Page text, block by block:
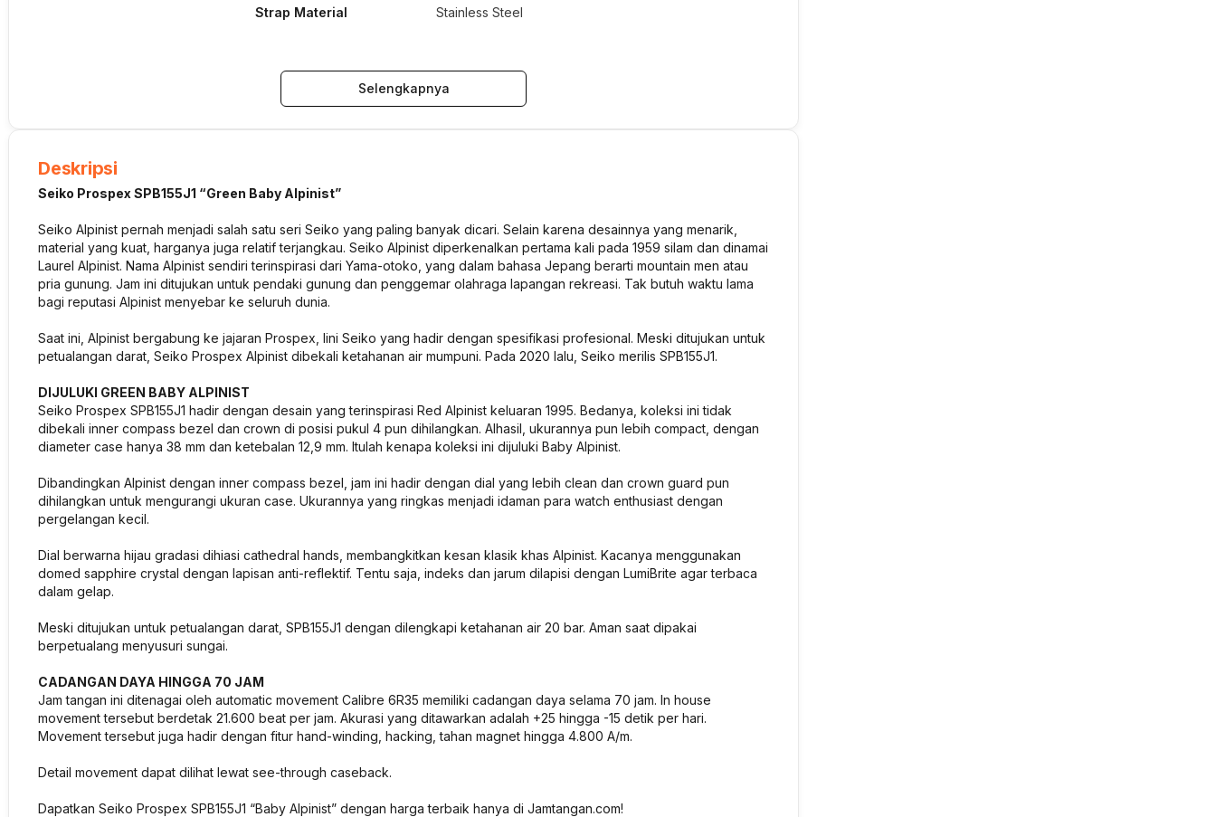
Strap Material Stainless Steel
Selengkapnya
Deskripsi
Seiko Prospex SPB155J1 “Green Baby Alpinist”
Seiko Alpinist pernah menjadi salah satu seri Seiko yang paling banyak dicari. Selain karena desainnya yang menarik,
material yang kuat, harganya juga relatif terjangkau. Seiko Alpinist diperkenalkan pertama kali pada 1959 silam dan dinamai
Laurel Alpinist. Nama Alpinist sendiri terinspirasi dari Yama-otoko, yang dalam bahasa Jepang berarti mountain men atau
pria gunung. Jam ini ditujukan untuk pendaki gunung dan penggemar olahraga lapangan rekreasi. Tak butuh waktu lama
bagi reputasi Alpinist menyebar ke seluruh dunia.
Saat ini, Alpinist bergabung ke jajaran Prospex, lini Seiko yang hadir dengan spesifikasi profesional. Meski ditujukan untuk
petualangan darat, Seiko Prospex Alpinist dibekali ketahanan air mumpuni. Pada 2020 lalu, Seiko merilis SPB155J1.
DIJULUKI GREEN BABY ALPINIST
Seiko Prospex SPB155J1 hadir dengan desain yang terinspirasi Red Alpinist keluaran 1995. Bedanya, koleksi ini tidak
dibekali inner compass bezel dan crown di posisi pukul 4 pun dihilangkan. Alhasil, ukurannya pun lebih compact, dengan
diameter case hanya 38 mm dan ketebalan 12,9 mm. Itulah kenapa koleksi ini dijuluki Baby Alpinist.
Dibandingkan Alpinist dengan inner compass bezel, jam ini hadir dengan dial yang lebih clean dan crown guard pun
dihilangkan untuk mengurangi ukuran case. Ukurannya yang ringkas menjadi idaman para watch enthusiast dengan
pergelangan kecil.
Dial berwarna hijau gradasi dihiasi cathedral hands, membangkitkan kesan klasik khas Alpinist. Kacanya menggunakan
domed sapphire crystal dengan lapisan anti-reflektif. Tentu saja, indeks dan jarum dilapisi dengan LumiBrite agar terbaca
dalam gelap.
Meski ditujukan untuk petualangan darat, SPB155J1 dengan dilengkapi ketahanan air 20 bar. Aman saat dipakai
berpetualang menyusuri sungai.
CADANGAN DAYA HINGGA 70 JAM
Jam tangan ini ditenagai oleh automatic movement Calibre 6R35 memiliki cadangan daya selama 70 jam. In house
movement tersebut berdetak 21.600 beat per jam. Akurasi yang ditawarkan adalah +25 hingga -15 detik per hari.
Movement tersebut juga hadir dengan fitur hand-winding, hacking, tahan magnet hingga 4.800 A/m.
Detail movement dapat dilihat lewat see-through caseback.
Dapatkan Seiko Prospex SPB155J1 “Baby Alpinist” dengan harga terbaik hanya di Jamtangan.com!